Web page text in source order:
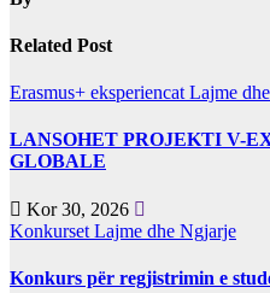
Related Post
Erasmus+ eksperiencat Lajme
LANSOHET PROJEKTI V-
GLOBALE
Kor 30, 2026
Konkurset Lajme dhe Ngjarje
Konkurs për regjistrimin e